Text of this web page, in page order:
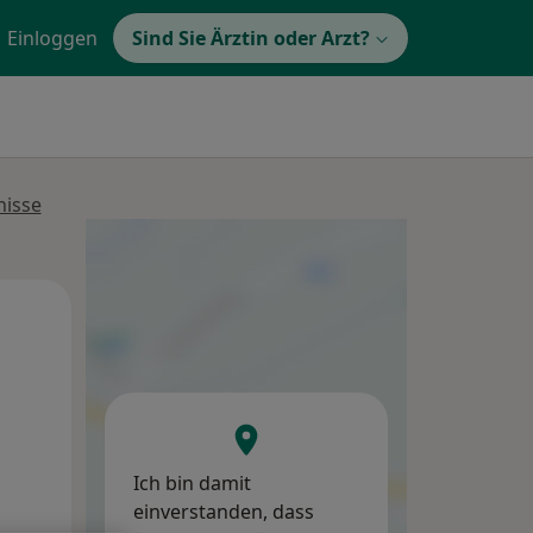
Einloggen Sind Sie Ärztin oder Arzt?
Ich bin damit
einverstanden, dass